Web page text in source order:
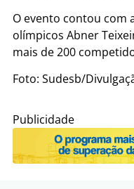
O evento contou com
olímpicos Abner
mais de 200
Foto: Sudesb/
Publicidade